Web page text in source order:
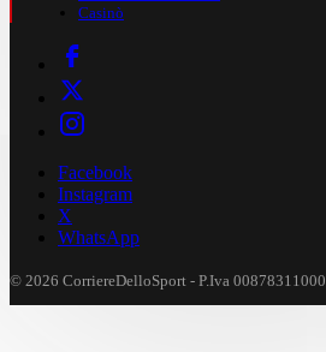
Casinò
Facebook
Instagram
X
WhatsApp
© 2026 CorriereDelloSport - P.Iva 00878311000